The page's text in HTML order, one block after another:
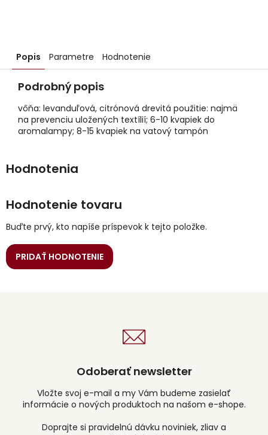
Popis Parametre Hodnotenie
Podrobný popis
vôňa: levanduľová, citrónová drevitá použitie: najmä
na prevenciu uložených textílií; 6-10 kvapiek do
aromalampy; 8-15 kvapiek na vatový tampón
Hodnotenie tovaru
Buďte prvý, kto napíše príspevok k tejto položke.
PRIDAŤ HODNOTENIE
Odoberať newsletter
Vložte svoj e-mail a my Vám budeme zasielať
informácie o nových produktoch na našom e-shope.